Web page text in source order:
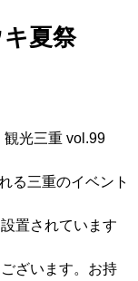
夏祭
観光三重 vol.99
る三重のイベント
置されています
ざいます。お持